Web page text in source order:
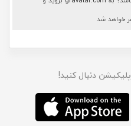
خواهد شد
دنبال کنید!